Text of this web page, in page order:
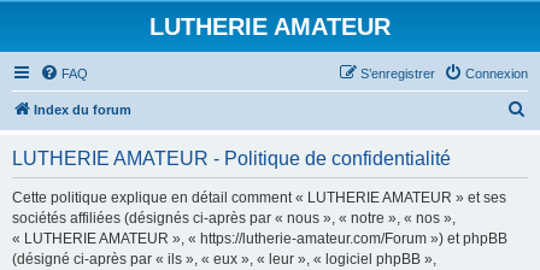
LUTHERIE AMATEUR
FAQ Connexion
S’enregistrer
Index du forum
LUTHERIE AMATEUR - Politique de confidentialité
Cette politique explique en détail comment « LUTHERIE AMATEUR » et ses
sociétés affiliées (désignés ci-après par « nous », « notre », « nos »,
« LUTHERIE AMATEUR », « https://lutherie-amateur.com/Forum ») et phpBB
(désigné ci-après par « ils », « eux », « leur », « logiciel phpBB »,